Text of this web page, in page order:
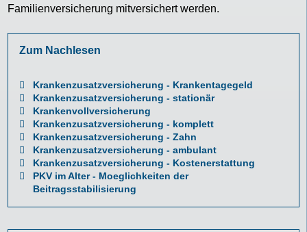
Familienversicherung mitversichert werden.
Zum Nachlesen
Krankenzusatzversicherung - Krankentagegeld
Krankenzusatzversicherung - stationär
Krankenvollversicherung
Krankenzusatzversicherung - komplett
Krankenzusatzversicherung - Zahn
Krankenzusatzversicherung - ambulant
Krankenzusatzversicherung - Kostenerstattung
PKV im Alter - Moeglichkeiten der
Beitragsstabilisierung